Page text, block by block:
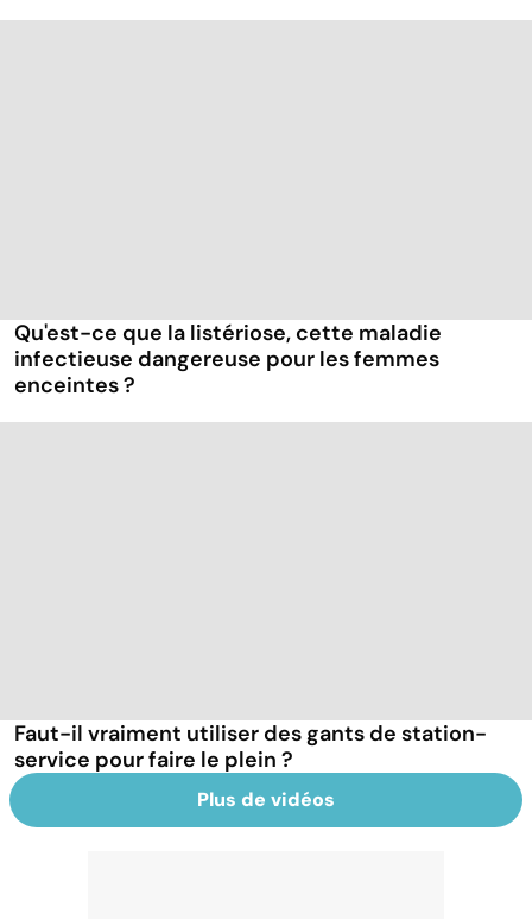
Qu'est-ce que la listériose, cette maladie
infectieuse dangereuse pour les femmes
enceintes ?
Faut-il vraiment utiliser des gants de station-
service pour faire le plein ?
Plus de vidéos